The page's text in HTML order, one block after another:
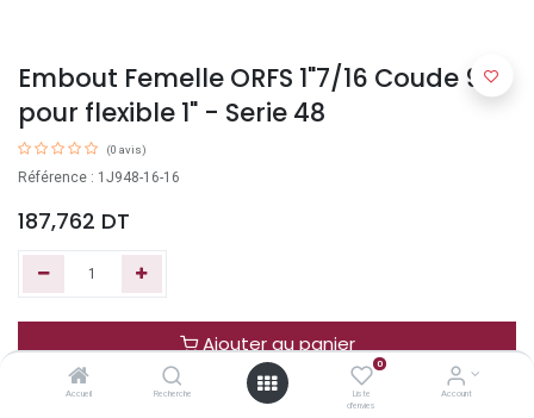
Accueil Recherche
0
Liste
d'envies
Account
Embout Femelle ORFS 1"7/16 Coude 90°
pour flexible 1" - Serie 48
(0 avis)
Référence : 1J948-16-16
187,762 DT
Ajouter au panier
Acheter maintenant